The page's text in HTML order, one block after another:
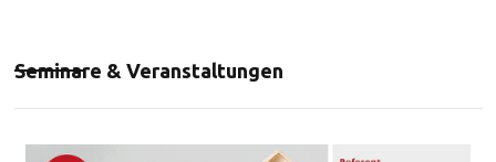
Seminare & Veranstaltungen